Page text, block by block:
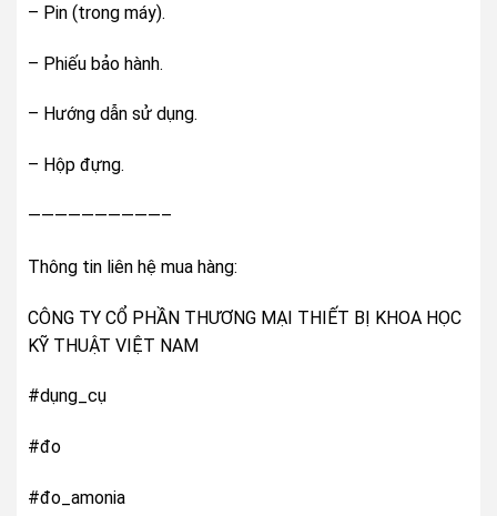
– Pin (trong máy).
– Phiếu bảo hành.
– Hướng dẫn sử dụng.
– Hộp đựng.
——————————–
Thông tin liên hệ mua hàng:
CÔNG TY CỔ PHẦN THƯƠNG MẠI THIẾT BỊ KHOA HỌC
KỸ THUẬT VIỆT NAM
#dụng_cụ
#đo
#đo_amonia